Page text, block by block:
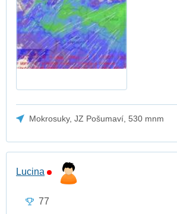
Mokrosuky, JZ Pošumaví, 530 mnm
Lucina
77